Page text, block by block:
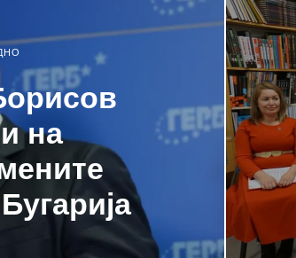
на